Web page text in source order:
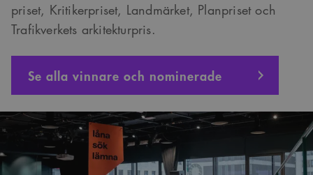
priset, Kritikerpriset, Landmärket, Planpriset och
Trafikverkets arkitekturpris.
Se alla vinnare och nominerade